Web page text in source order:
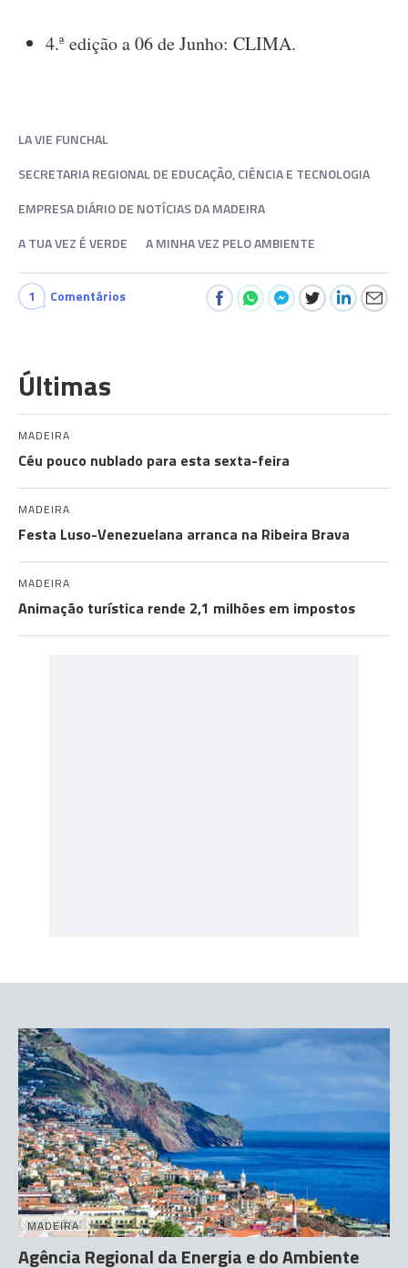
4.ª edição a 06 de Junho: CLIMA.
LA VIE FUNCHAL
SECRETARIA REGIONAL DE EDUCAÇÃO, CIÊNCIA E TECNOLOGIA
EMPRESA DIÁRIO DE NOTÍCIAS DA MADEIRA
A TUA VEZ É VERDE
A MINHA VEZ PELO AMBIENTE
1 Comentários
Últimas
MADEIRA
Céu pouco nublado para esta sexta-feira
MADEIRA
Festa Luso-Venezuelana arranca na Ribeira Brava
MADEIRA
Animação turística rende 2,1 milhões em impostos
MADEIRA
Agência Regional da Energia e do Ambiente